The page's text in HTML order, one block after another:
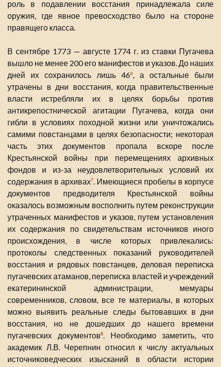
роль в подавлении восстания принадлежала силе
оружия, где явное превосходство было на стороне
правящего класса.
В сентябре 1773 — августе 1774 г. из ставки Пугачева
вышло не менее 200 его манифестов и указов. До наших
дней их сохранилось лишь 466, а остальные были
утрачены в дни восстания, когда правительственные
власти истребляли их в целях борьбы против
антикрепостнической агитации Пугачева, когда они
гибли в условиях походной жизни или уничтожались
самими повстанцами в целях безопасности; некоторая
часть этих документов пропала вскоре после
Крестьянской войны при перемещениях архивных
фондов и из-за неудовлетворительных условий их
содержания в архивах7. Имеющиеся пробелы в корпусе
документов предводителя Крестьянской войны
оказалось возможным восполнить путем реконструкции
утраченных манифестов и указов, путем установления
их содержания по свидетельствам источников иного
происхождения, в числе которых привлекались:
протоколы следственных показаний руководителей
восстания и рядовых повстанцев, деловая переписка
пугачевских атаманов, переписка властей и учреждений
екатерининской администрации, мемуары
современников, словом, все те материалы, в которых
можно выявить реальные следы бытовавших в дни
восстания, но не дошедших до нашего времени
пугачевских документов8. Необходимо заметить, что
академик Л.В. Черепнин относил к числу актуальных
источниковедческих изысканий в области истории